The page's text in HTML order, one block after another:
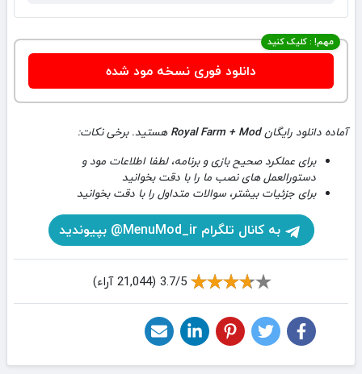
مهم! : کلیک کنید
دانلود فوری نسخه مود شده
آماده دانلود رایگانRoyal Farm + Mod هستید. برخی نکات:
برای عملکرد صحیح بازی و برنامه، لطفا اطلاعات مود و
دستورالعمل های نصب ما را با دقت بخوانید
برای جزئیات بیشتر، سوالات متداول را با دقت بخوانید
به کانال تلگرام MenuMod_ir@ بپیوندید
3.7/5 (21,044 آراء)